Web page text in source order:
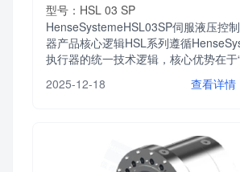
型号：HSL 03 SP
HenseSystemeHSL03SP伺服液压控
器产品核心逻辑HSL系列遵循
执行器的统一技术逻辑，核心优势在于
2025-12-18
查看详